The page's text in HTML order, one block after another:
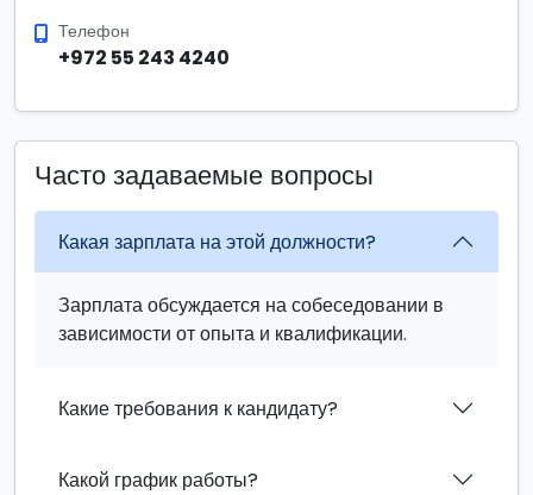
Телефон
+972 55 243 4240
Часто задаваемые вопросы
Какая зарплата на этой должности?
Зарплата обсуждается на собеседовании в
зависимости от опыта и квалификации.
Какие требования к кандидату?
Какой график работы?